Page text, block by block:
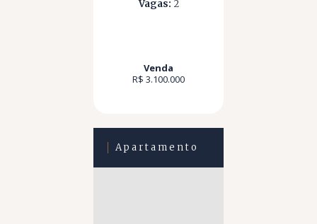
Vagas: 2
Venda
R$ 3.100.000
Apartamento